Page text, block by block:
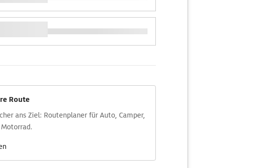
Route
ans Ziel: Routen­planer für Auto, Camper,